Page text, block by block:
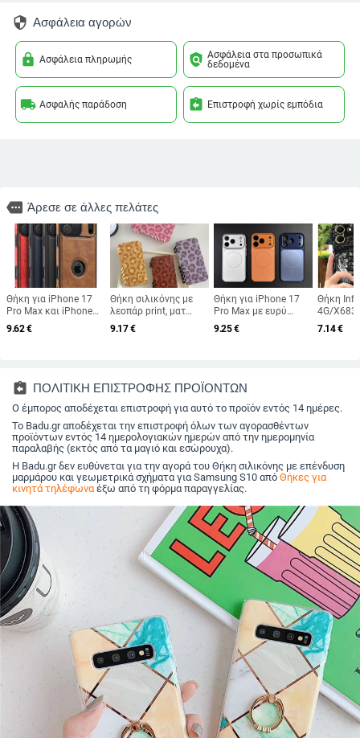
security Ασφάλεια αγορών
lock Ασφάλεια πληρωμής policy Ασφάλεια στα προσωπικά
δεδομένα
local_shipping Ασφαλής παράδοση assignment_return Επιστροφή χωρίς εμπόδια
more Άρεσε σε άλλες πελάτες
Θήκη για iPhone 17
Pro Max και iPhone
16 Pro – πίσω
κάλυμμα από
προσαρμόσιμη
9.62€
Θήκη σιλικόνης με
λεοπάρ print, ματ
φινίρισμα, ανθεκτική
στις πτώσεις,
14 σειρές
9.17€
Θήκη για iPhone 17
Pro Max με ευρύ
άνοιγμα προβολής,
ματ φινίρισμα και
9.25€
Θήκη
4G/
μαλακή
καρτούν
7.14€
assignment_return ΠΟΛΙΤΙΚΗ ΕΠΙΣΤΡΟΦΗΣ ΠΡΟΪΟΝΤΩΝ
Ο έμπορος αποδέχεται επιστροφή για αυτό το προϊόν εντός 14 ημέρες.
Το Badu.gr αποδέχεται την επιστροφή όλων των αγορασθέντων
προϊόντων εντός 14 ημερολογιακών ημερών από την ημερομηνία
παραλαβής (εκτός από τα μαγιό και εσώρουχα).
Η Badu.gr δεν ευθύνεται για την αγορά του Θήκη σιλικόνης με επένδυση
μαρμάρου και γεωμετρικά σχήματα για Samsung S10 από Θήκες για
κινητά τηλέφωναέξω από τη φόρμα παραγγελίας.